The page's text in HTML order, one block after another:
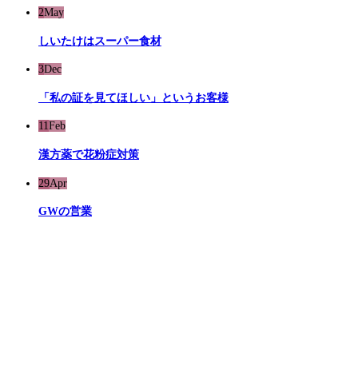
2May
しいたけはスーパー食材
3Dec
「私の証を見てほしい」というお客様
11Feb
漢方薬で花粉症対策
29Apr
GWの営業